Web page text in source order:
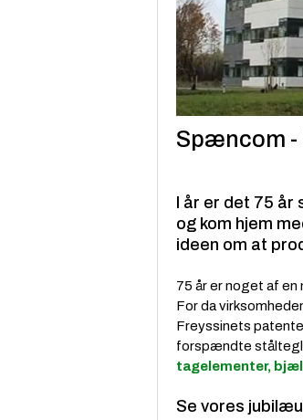
Spæncom -
I år er det 75 år
og kom hjem
ideen om at
75 år er noget af
For da
Freyssinets
forspændte
tagelementer,
Se vores